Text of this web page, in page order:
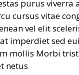
purus viverra
cursus vitae
vel elit
imperdiet sed
mollis Morbi
netus